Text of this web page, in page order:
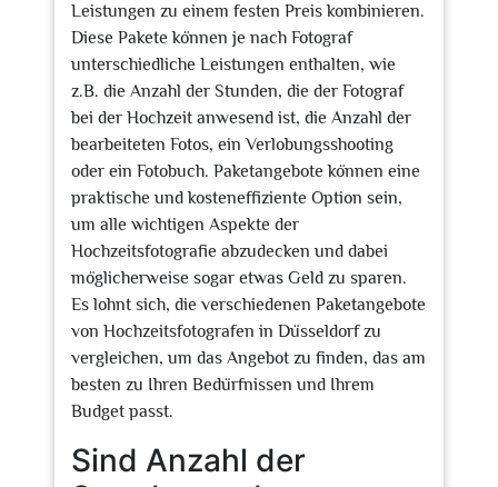
Leistungen zu einem festen Preis kombinieren.
Diese Pakete können je nach Fotograf
unterschiedliche Leistungen enthalten, wie
z.B. die Anzahl der Stunden, die der Fotograf
bei der Hochzeit anwesend ist, die Anzahl der
bearbeiteten Fotos, ein Verlobungsshooting
oder ein Fotobuch. Paketangebote können eine
praktische und kosteneffiziente Option sein,
um alle wichtigen Aspekte der
Hochzeitsfotografie abzudecken und dabei
möglicherweise sogar etwas Geld zu sparen.
Es lohnt sich, die verschiedenen Paketangebote
von Hochzeitsfotografen in Düsseldorf zu
vergleichen, um das Angebot zu finden, das am
besten zu Ihren Bedürfnissen und Ihrem
Budget passt.
Sind Anzahl der